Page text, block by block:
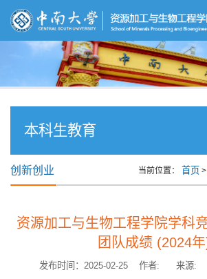
本科生教育
创新创业 当前位置： 首页 >
资源加工与生物工程学院学科
团队成绩 (2024
发布时间：2025-02-25 作者: 来源: